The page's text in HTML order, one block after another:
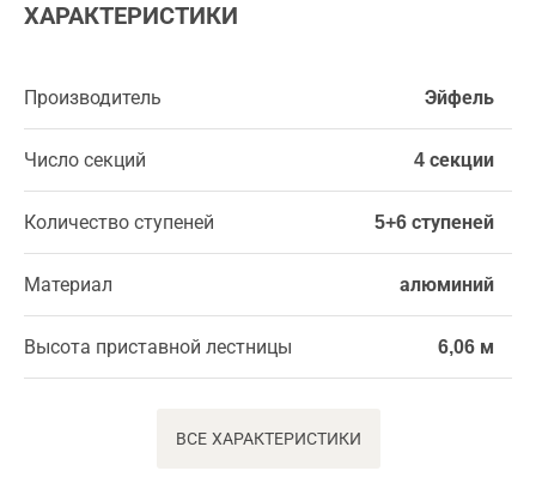
ХАРАКТЕРИСТИКИ
Производитель Эйфель
Число секций 4 секции
Количество ступеней 5+6 ступеней
Материал алюминий
Высота приставной лестницы 6,06 м
ВСЕ ХАРАКТЕРИСТИКИ